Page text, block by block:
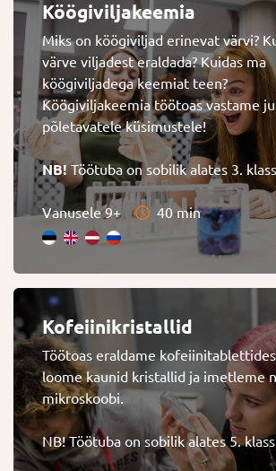
Köögiviljakeemia
Miks on köögiviljad erinevat värvi?
värve viljadest eraldada? Kuidas ma
köögiviljadega keemiat teen?
Köögiviljakeemia töötoas vastame
põletavatele küsimustele!
NB!Töötuba on sobilik alates 3.
Vanusele 9+ 40 min
Kofeiinikristallid
Töötoas eraldame
loome kaunid kristallid ja imetleme
mikroskoobi.
NB! Töötuba on sobilik alates 5.